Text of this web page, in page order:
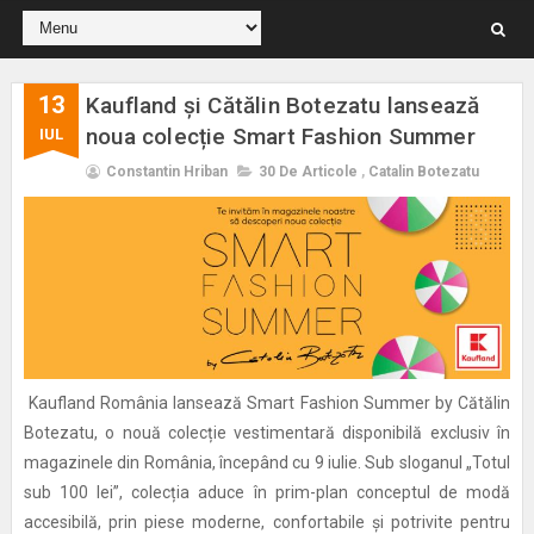
13
IUL
Kaufland și Cătălin Botezatu lansează
noua colecție Smart Fashion Summer
Constantin Hriban 30 De Articole , Catalin Botezatu
Kaufland România lansează Smart Fashion Summer by Cătălin
Botezatu, o nouă colecție vestimentară disponibilă exclusiv în
magazinele din România, începând cu 9 iulie. Sub sloganul „Totul
sub 100 lei”, colecția aduce în prim-plan conceptul de modă
accesibilă, prin piese moderne, confortabile și potrivite pentru